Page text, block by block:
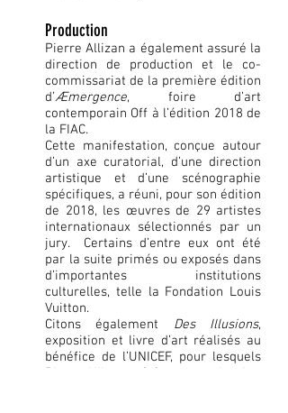
Production
Pierre Allizan a également assuré la
direction de production et le co-
commissariat de la première édition
d’Æmergence, foire d’art
contemporain Off à l’édition 2018 de
la FIAC.
Cette manifestation, conçue autour
d’un axe curatorial, d’une direction
artistique et d’une scénographie
spécifiques, a réuni, pour son édition
de 2018, les œuvres de 29 artistes
internationaux sélectionnés par un
jury. Certains d’entre eux ont été
par la suite primés ou exposés dans
d’importantes institutions
culturelles, telle la Fondation Louis
Vuitton.
Citons également Des Illusions,
exposition et livre d’art réalisés au
bénéfice de l’UNICEF, pour lesquels
Pierre Allizan a été co-commissaire,